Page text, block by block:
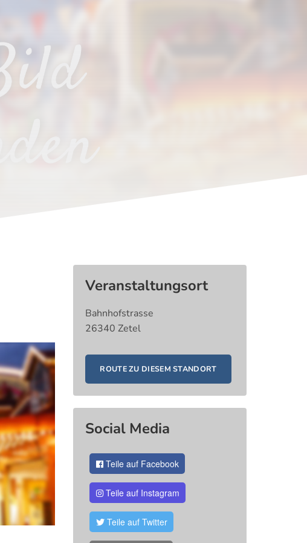
Veranstaltungsort
Bahnhofstrasse
26340 Zetel
ROUTE ZU DIESEM STANDORT
Social Media
Teile auf Facebook
Teile auf Instagram
Teile auf Twitter